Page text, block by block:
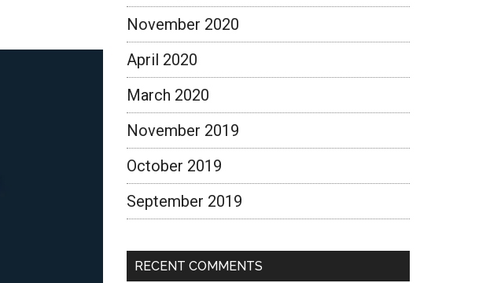
November 2020
April 2020
March 2020
November 2019
October 2019
September 2019
RECENT COMMENTS